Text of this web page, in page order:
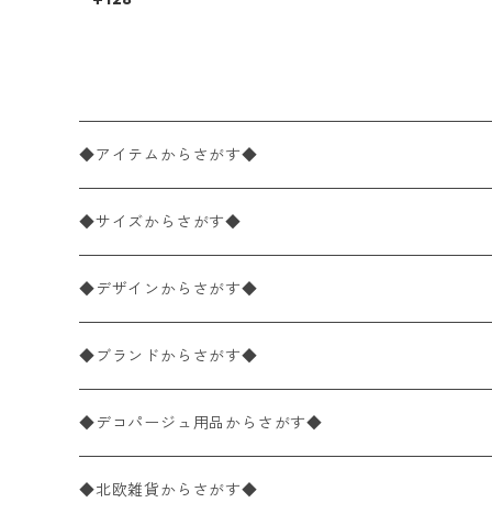
ン Roses Bouquet ホワイト
◆アイテムからさがす◆
ペーパーナプキン2枚バラ売り
ペーパーナプキン1枚バラ売り
ペーパーナプキン20枚入りパック
ペーパーナプキン10枚入りパック
ライスペーパー
◆サイズからさがす◆
33×33cm（ランチサイズ）
バラ売り
パック売り
25×25cm（カクテルサイズ）
バラ売り
パック売り
40×40cm（ディナーサイズ）
バラ売り
21×21cm（ポケットサイズ）
◆デザインからさがす◆
花柄
植物・グリーン柄
動物・鳥・昆虫・蝶柄
◆ブランドからさがす◆
ドイツ製 IHR/イア
ランチサイズ
ドイツ製 Ambiente/アンビエンテ
◆デコパージュ用品からさがす◆
デコパージュ液
◆北欧雑貨からさがす◆